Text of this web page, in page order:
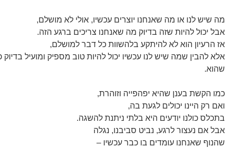
מה שיש לנו או מה שאנחנו יוצרים עכשיו, אולי לא מושלם,
אבל יכול להיות שזה בדיוק מה שאנחנו צריכים ברגע הזה.
אז הרעיון הוא לא להיתקע בלהשוות כל דבר למושלם,
אלא להבין שמה שיש לנו עכשיו יכול להיות טוב מספיק ומועיל בדיוק
שהוא.
כמו הקשת בענן שהיא יפהפייה וזוהרת,
ואם רק היינו יכולים לגעת בה,
בתכלס כולנו יודעים היא בלתי ניתנת להשגה.
אבל אם נעצור לרגע, נביט סביבנו, נגלה
שהנוף שאנחנו עומדים בו כבר עכשיו –